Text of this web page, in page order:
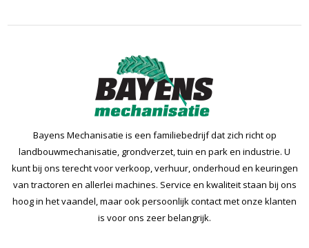
Bayens Mechanisatie is een familiebedrijf dat zich richt op
landbouwmechanisatie, grondverzet, tuin en park en industrie. U
kunt bij ons terecht voor verkoop, verhuur, onderhoud en keuringen
van tractoren en allerlei machines. Service en kwaliteit staan bij ons
hoog in het vaandel, maar ook persoonlijk contact met onze klanten
is voor ons zeer belangrijk.